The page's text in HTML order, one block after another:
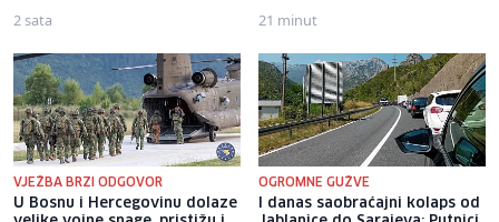
2 sata 21 minut
VJEŽBA BRZI ODGOVOR
U Bosnu i Hercegovinu dolaze
OGROMNE GUŽVE
I danas saobraćajni kolaps od